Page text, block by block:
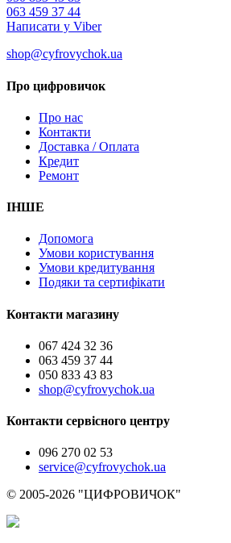
063 459 37 44
Написати у Viber
shop@cyfrovychok.ua
Про цифровичок
Про нас
Контакти
Доставка / Оплата
Кредит
Ремонт
ІНШЕ
Допомога
Умови користування
Умови кредитування
Подяки та сертифікати
Контакти магазину
067 424 32 36
063 459 37 44
050 833 43 83
shop@cyfrovychok.ua
Контакти сервісного центру
096 270 02 53
service@cyfrovychok.ua
© 2005-2026 "ЦИФРОВИЧОК"